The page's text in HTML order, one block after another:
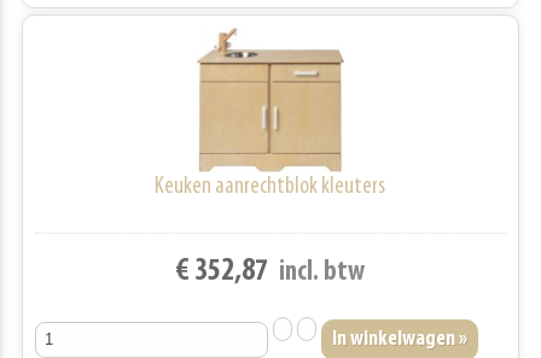
Keuken aanrechtblok kleuters
€ 352,87 incl. btw